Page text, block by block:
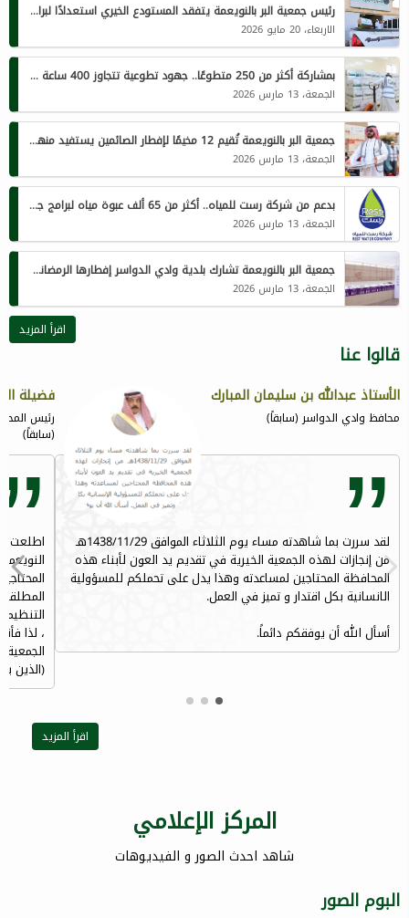
رئيس جمعية البر بالنويعمة يتفقد المستودع الخيري استعدادًا لبرامج ذي الحجة 1447هـ
الاربعاء، 20 مايو 2026
بمشاركة أكثر من 250 متطوعًا.. جهود تطوعية تتجاوز 400 ساعة لخدمة الصائمين في جمعية النويعمة
الجمعة، 13 مارس 2026
جمعية البر بالنويعمة تُقيم 12 مخيمًا لإفطار الصائمين يستفيد منها أكثر من 1450 فردًا يوميًا
الجمعة، 13 مارس 2026
بدعم من شركة رست للمياه.. أكثر من 65 ألف عبوة مياه لبرامج جمعية البر الخيرية بالنويعمة الرمضانية
الجمعة، 13 مارس 2026
جمعية البر بالنويعمة تشارك بلدية وادي الدواسر إفطارها الرمضاني لمنسوبيها المقيمين
الجمعة، 13 مارس 2026
اقرأ المزيد
قالوا عنا
الأستاذ عبدالله بن سليمان المبارك
محافظ وادي الدواسر (سابقاً)
لقد سررت بما شاهدته مساء يوم الثلاثاء الموافق 1438/11/29هـ
من إنجازات لهذه الجمعية الخيرية في تقديم يد العون لأبناء هذه
المحافظة المحتاجين لمساعدته وهذا يدل على تحملكم للمسؤولية
الانسانية بكل اقتدار و تميز في العمل.
أسأل الله أن يوفقكم دائماً.
فضيلة
رئيس
(سابقاً)
اطلعت
، لذا
(الذين
اقرأ المزيد
المركز الإعلامي
شاهد احدث الصور و الفيديوهات
البوم الصور